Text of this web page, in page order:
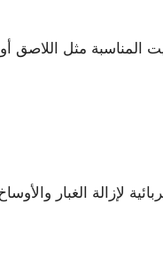
المناسبة مثل اللاصق
لإزالة الغبار